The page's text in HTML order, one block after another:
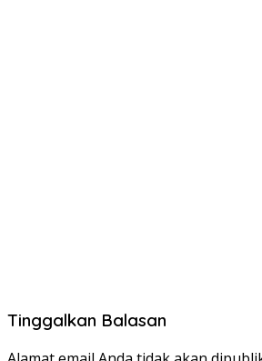
Tinggalkan Balasan